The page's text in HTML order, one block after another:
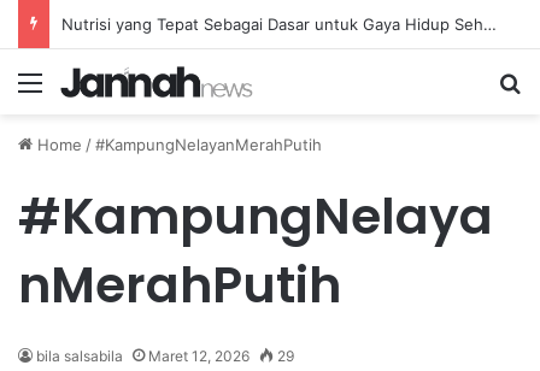
Nutrisi yang Tepat Sebagai Dasar untuk Gaya Hidup Sehat dan Berkelanjutan
Menu
Home /#KampungNelayanMerahPutih
#KampungNelaya
nMerahPutih
bila salsabila Maret 12, 2026 29